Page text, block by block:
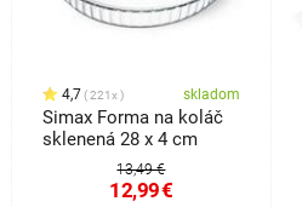
4,7 221x skladom
Simax Forma na koláč
sklenená 28 x 4 cm
13,49 €
12,99€